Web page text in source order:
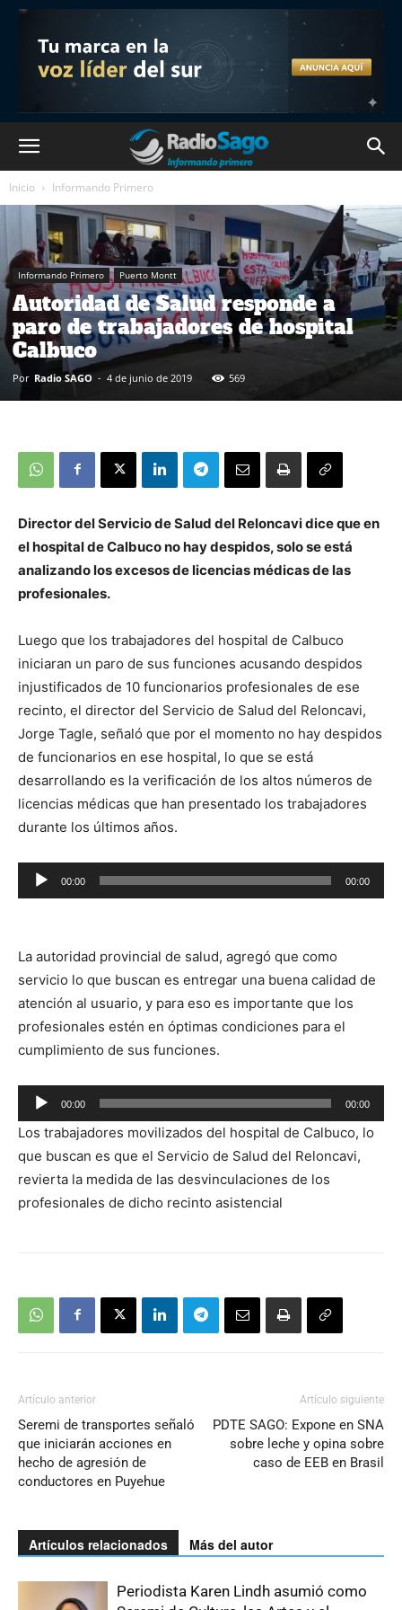
Inicio Informando Primero
Informando Primero Puerto Montt
Autoridad de Salud responde a
paro de trabajadores de hospital
Calbuco
Por Radio SAGO - 4 de junio de 2019 569
Director del Servicio de Salud del Reloncavi dice que en
el hospital de Calbuco no hay despidos, solo se está
analizando los excesos de licencias médicas de las
profesionales.
Luego que los trabajadores del hospital de Calbuco
iniciaran un paro de sus funciones acusando despidos
injustificados de 10 funcionarios profesionales de ese
recinto, el director del Servicio de Salud del Reloncavi,
Jorge Tagle, señaló que por el momento no hay despidos
de funcionarios en ese hospital, lo que se está
desarrollando es la verificación de los altos números de
licencias médicas que han presentado los trabajadores
durante los últimos años.
Reproductor
de
00:00 00:00
La autoridad provincial de salud, agregó que como
servicio lo que buscan es entregar una buena calidad de
atención al usuario, y para eso es importante que los
profesionales estén en óptimas condiciones para el
cumplimiento de sus funciones.
Reproductor
de
audio
00:00 00:00
Los trabajadores movilizados del hospital de Calbuco, lo
que buscan es que el Servicio de Salud del Reloncavi,
revierta la medida de las desvinculaciones de los
profesionales de dicho recinto asistencial
Artículo anterior
Seremi de transportes señaló
que iniciarán acciones en
hecho de agresión de
conductores en Puyehue
Artículo siguiente
PDTE SAGO: Expone en SNA
sobre leche y opina sobre
caso de EEB en Brasil
Artículos relacionados Más del autor
Periodista Karen Lindh asumió como